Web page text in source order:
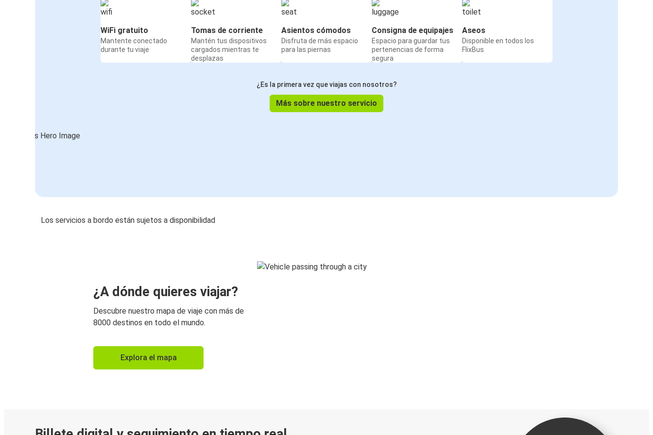
WiFi gratuito
Mantente conectado
durante tu viaje
Tomas de corriente
Mantén tus dispositivos
cargados mientras te
desplazas
Asientos cómodos
Disfruta de más espacio
para las piernas
Consigna de equipajes
Espacio para guardar tus
pertenencias de forma
segura
Aseos
Disponible en todos los
FlixBus
¿Es la primera vez que viajas con nosotros?
Más sobre nuestro servicio
Los servicios a bordo están sujetos a disponibilidad
¿A dónde quieres viajar?
Descubre nuestro mapa de viaje con más de
8000 destinos en todo el mundo.
Explora el mapa